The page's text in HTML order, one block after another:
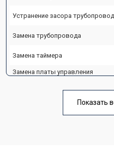
Устранение засора
Замена трубопровода
Замена таймера
Замена платы управления
Ремонт/замена датчика
Замена термостата
Показать